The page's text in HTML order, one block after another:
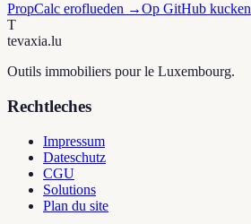
PropCalc eroflueden →Op GitHub kucken
T
tevaxia.lu
Outils immobiliers pour le Luxembourg.
Rechtleches
Impressum
Dateschutz
CGU
Solutions
Plan du site